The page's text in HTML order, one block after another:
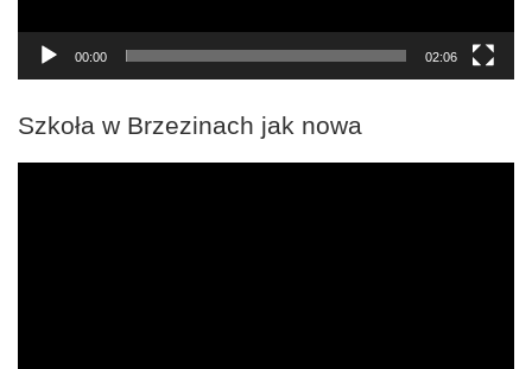
00:00 02:06
Szkoła w Brzezinach jak nowa